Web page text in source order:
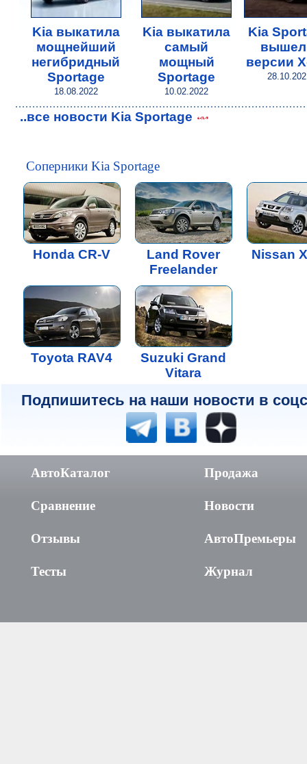
Kia выкатила
мощнейший
негибридный
Sportage
18.08.2022
Kia выкатила
самый
мощный
Sportage
10.02.2022
Kia
версии
..все новости Kia Sportage
Соперники Kia Sportage
Honda CR-V
Land Rover
Freelander
Nissan
Toyota RAV4
Suzuki Grand
Vitara
Подпишитесь на наши новости в
АвтоКаталог
Сравнение
Отзывы
Тесты
Продажа
Новости
АвтоПремьеры
Журнал